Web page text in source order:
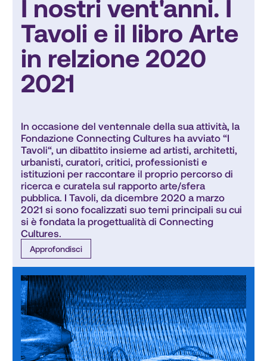
I nostri vent'anni. I
Tavoli e il libro Arte
in relzione 2020
2021
In occasione del ventennale della sua attività, la
Fondazione Connecting Cultures ha avviato “I
Tavoli“, un dibattito insieme ad artisti, architetti,
urbanisti, curatori, critici, professionisti e
istituzioni per raccontare il proprio percorso di
ricerca e curatela sul rapporto arte/sfera
pubblica. I Tavoli, da dicembre 2020 a marzo
2021 si sono focalizzati suo temi principali su cui
si è fondata la progettualità di Connecting
Cultures.
Approfondisci